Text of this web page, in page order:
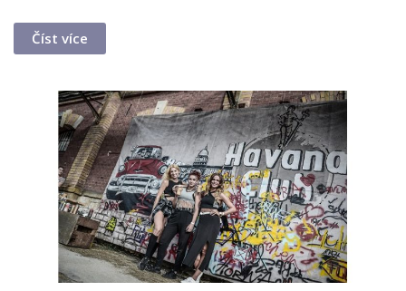
Číst více